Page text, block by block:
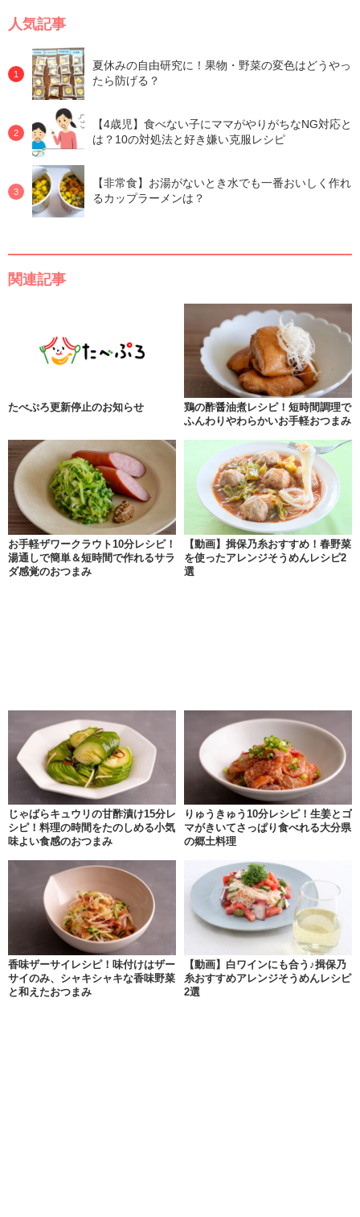
人気記事
夏休みの自由研究に！果物・野菜の変色はどうやっ
たら防げる？
【4歳児】食べない子にママがやりがちなNG対応と
は？10の対処法と好き嫌い克服レシピ
【非常食】お湯がないとき水でも一番おいしく作れ
るカップラーメンは？
関連記事
たべぷろ更新停止のお知らせ
鶏の酢醤油煮レシピ！短時間調理で
ふんわりやわらかいお手軽おつまみ
お手軽ザワークラウト10分レシピ！
湯通しで簡単＆短時間で作れるサラ
ダ感覚のおつまみ
【動画】揖保乃糸おすすめ！春野菜
を使ったアレンジそうめんレシピ2
選
じゃばらキュウリの甘酢漬け15分レ
シピ！料理の時間をたのしめる小気
味よい食感のおつまみ
りゅうきゅう10分レシピ！生姜とゴ
マがきいてさっぱり食べれる大分県
の郷土料理
香味ザーサイレシピ！味付けはザー
サイのみ、シャキシャキな香味野菜
と和えたおつまみ
【動画】白ワインにも合う♪揖保乃
糸おすすめアレンジそうめんレシピ
2選